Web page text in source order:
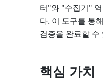
터"와 "수집기"
다. 이 도구를 통
검증을 완료할 수
핵심 가치